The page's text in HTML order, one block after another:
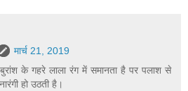
मार्च 21, 2019
के गहरे लाला रंग में समानता है पर पलाश से
हो उठती है।